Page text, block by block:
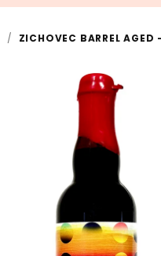
/ ZICHOVEC BARREL